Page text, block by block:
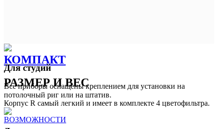
КОМПАКТ
РАЗМЕР И ВЕС
Корпус R самый легкий и имеет в комплекте 4 цветофильтра.
ВОЗМОЖНОСТИ
Для студий
Все приборы оснащены креплением для установки на
потолочный риг или на штатив.